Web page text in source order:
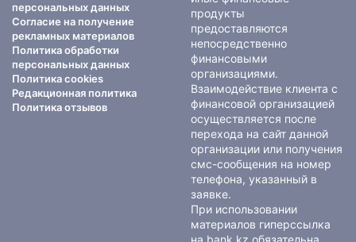
персональных данных
Согласие на получение
рекламных материалов
Политика обработки
персональных данных
Политика cookies
Редакционная политика
Политика отзывов
продукты
предоставляются
непосредственно
финансовыми
организациями.
Взаимодействие клиента с
финансовой организацией
осуществляется после
перехода на сайт данной
организации или получения
смс-сообщения на номер
телефона, указанный в
заявке.
При использовании
материалов гиперссылка